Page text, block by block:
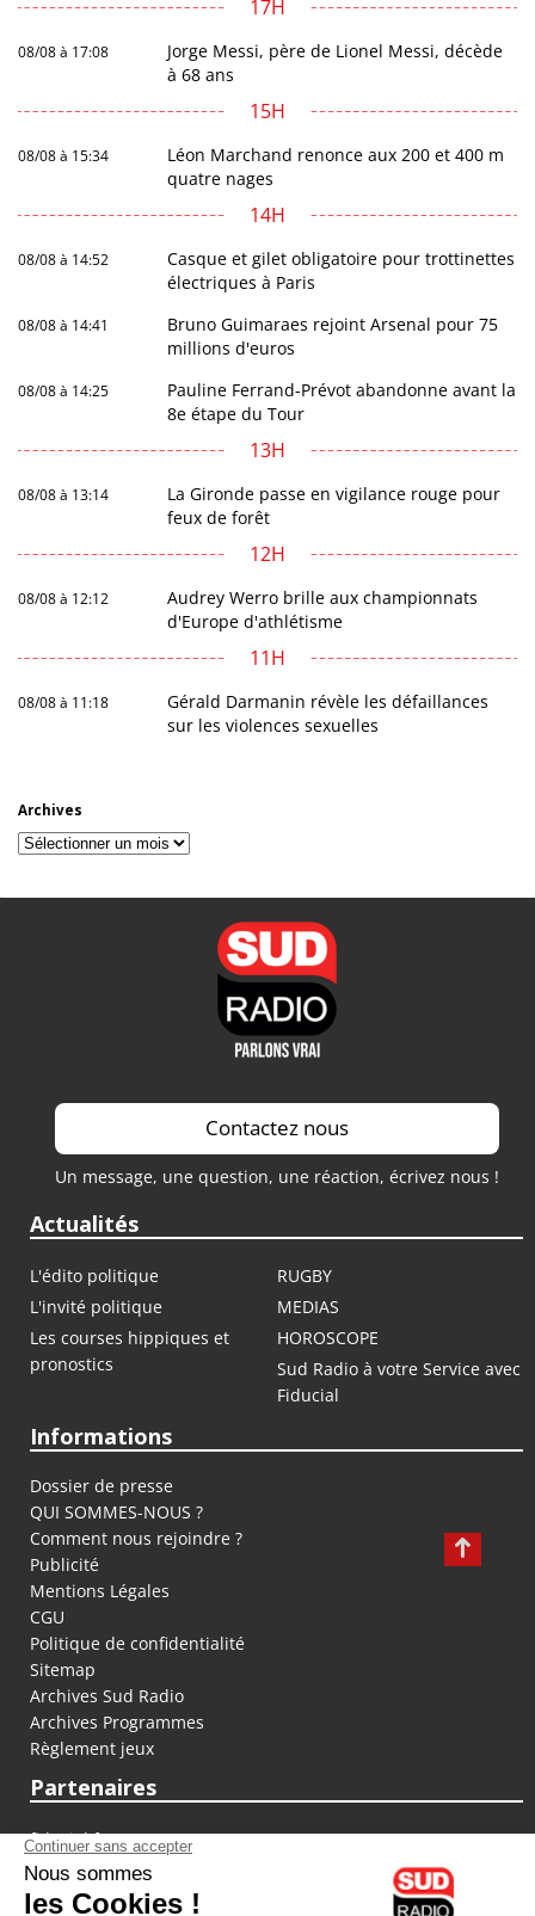
17H
08/08 à 17:08
Jorge Messi, père de Lionel Messi, décède
à 68 ans
15H
08/08 à 15:34
Léon Marchand renonce aux 200 et 400 m
quatre nages
14H
08/08 à 14:52
Casque et gilet obligatoire pour trottinettes
électriques à Paris
08/08 à 14:41
Bruno Guimaraes rejoint Arsenal pour 75
millions d'euros
08/08 à 14:25
Pauline Ferrand-Prévot abandonne avant la
8e étape du Tour
13H
08/08 à 13:14
La Gironde passe en vigilance rouge pour
feux de forêt
12H
08/08 à 12:12
Audrey Werro brille aux championnats
d'Europe d'athlétisme
11H
08/08 à 11:18
Gérald Darmanin révèle les défaillances
sur les violences sexuelles
Archives
Archives
Contactez nous
Un message, une question, une réaction, écrivez nous !
Actualités
L'édito politique
RUGBY
L'invité politique
MEDIAS
Les courses hippiques et
pronostics
HOROSCOPE
Sud Radio à votre Service avec
Fiducial
Informations
Dossier de presse
QUI SOMMES-NOUS ?
Comment nous rejoindre ?
Publicité
Mentions Légales
CGU
Politique de confidentialité
Sitemap
Archives Sud Radio
Archives Programmes
Règlement jeux
Partenaires
fiducial.fr
lyoncapitale.fr
olympique-et-lyonnais.com